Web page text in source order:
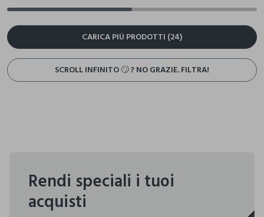
CARICA PIÙ PRODOTTI (24)
SCROLL INFINITO 🙄 ? NO GRAZIE. FILTRA!
Rendi speciali i tuoi
acquisti